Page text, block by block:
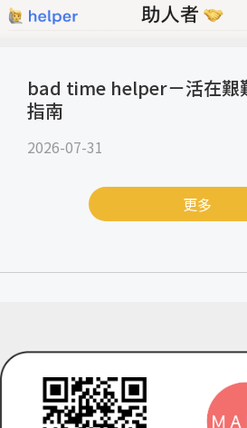
bad time helper－活在艱
指南
2026-07-31
更多